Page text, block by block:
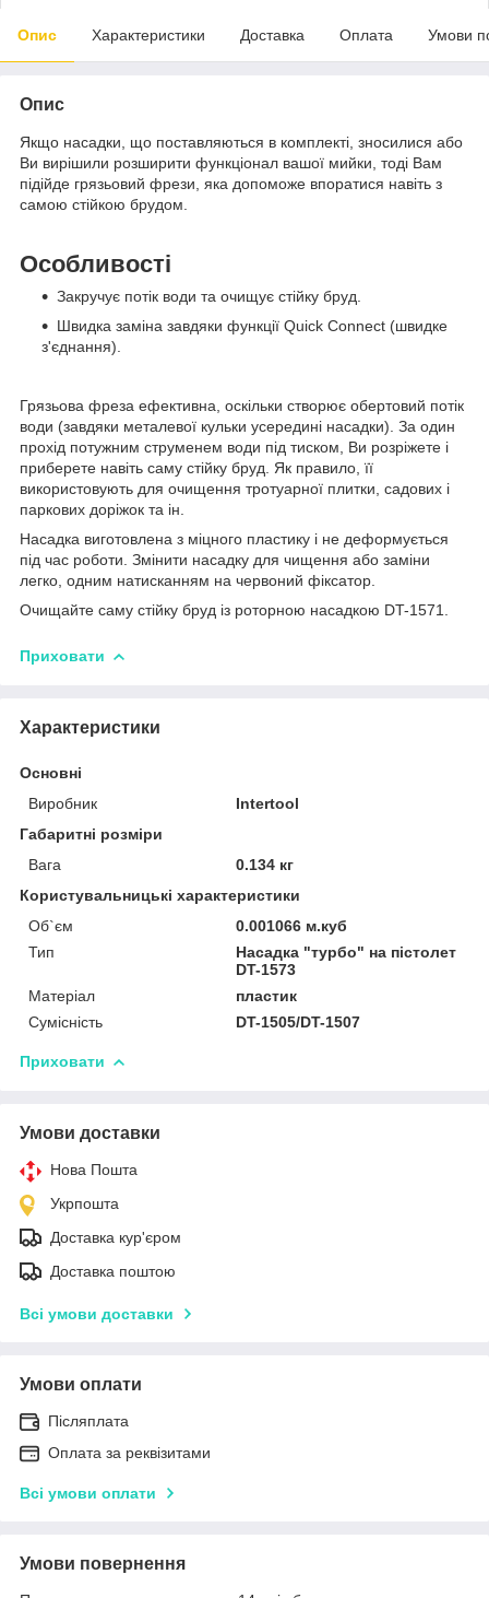
Опис Характеристики Доставка Оплата Умови
Опис
Якщо насадки, що поставляються в комплекті, зносилися або
Ви вирішили розширити функціонал вашої мийки, тоді Вам
підійде грязьовий фрези, яка допоможе впоратися навіть з
самою стійкою брудом.
Особливості
Закручує потік води та очищує стійку бруд.
Швидка заміна завдяки функції Quick Connect (швидке
з'єднання).
Грязьова фреза ефективна, оскільки створює обертовий потік
води (завдяки металевої кульки усередині насадки). За один
прохід потужним струменем води під тиском, Ви розріжете і
приберете навіть саму стійку бруд. Як правило, її
використовують для очищення тротуарної плитки, садових і
паркових доріжок та ін.
Насадка виготовлена з міцного пластику і не деформується
під час роботи. Змінити насадку для чищення або заміни
легко, одним натисканням на червоний фіксатор.
Очищайте саму стійку бруд із роторною насадкою DT-1571.
Приховати
Характеристики
Основні
Виробник
Intertool
Габаритні розміри
Вага
0.134 кг
Користувальницькі характеристики
Об`єм
0.001066 м.куб
Тип
Насадка "турбо" на пістолет
DT-1573
Матеріал
пластик
Сумісність
DT-1505/DT-1507
Приховати
Умови доставки
Нова Пошта
Укрпошта
Доставка кур'єром
Доставка поштою
Всі умови доставки
Умови оплати
Післяплата
Оплата за реквізитами
Всі умови оплати
Умови повернення